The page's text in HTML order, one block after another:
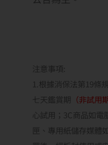
注意事項:
1.根據消保法第19條
七天鑑賞期 （非試用
心試用；3C商品如電
匣、專用紙儲存媒體